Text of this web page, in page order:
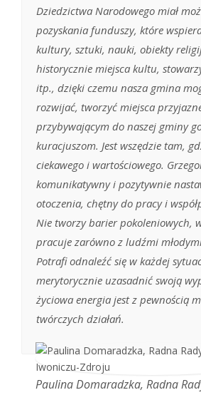
Dziedzictwa Narodowego miał
pozyskania funduszy, które
kultury, sztuki, nauki, obiekty
historycznie miejsca kultu,
itp., dzięki czemu nasza gmina
rozwijać, tworzyć miejsca
przybywającym do naszej gminy
kuracjuszom. Jest wszędzie tam,
ciekawego i wartościowego.
komunikatywny i pozytywnie
otoczenia, chętny do pracy i
Nie tworzy barier pokoleniowych,
pracuje zarówno z ludźmi
Potrafi odnaleźć się w każdej
merytorycznie uzasadnić swoją
życiowa energia jest z pewnością
twórczych działań.
Paulina Domaradzka, Radna